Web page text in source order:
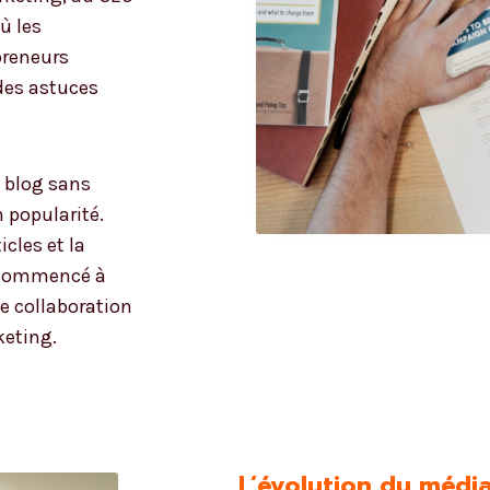
les
astuces
sans
popularité.
et la
à
collaboration